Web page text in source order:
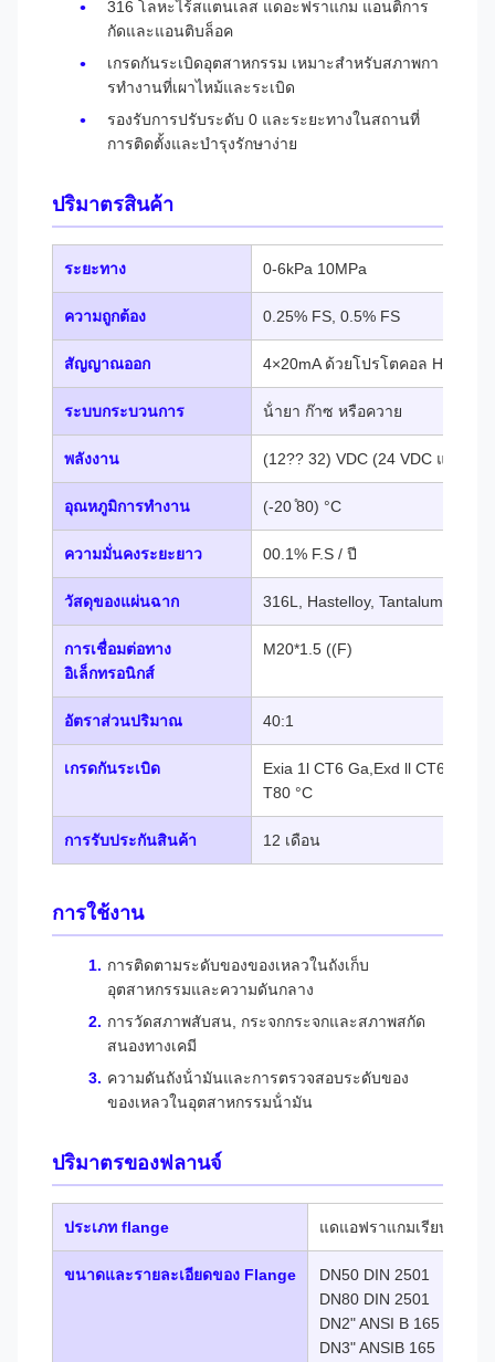
316 โลหะไร้สแตนเลส แดอะฟราแกม แอนติการ
กัดและแอนติบล็อค
เกรดกันระเบิดอุตสาหกรรม เหมาะสําหรับสภาพกา
รทํางานที่เผาไหม้และระเบิด
รองรับการปรับระดับ 0 และระยะทางในสถานที่
การติดตั้งและบํารุงรักษาง่าย
ปริมาตรสินค้า
ระยะทาง 0-6kPa 10MPa
ความถูกต้อง 0.25% FS, 0.5% FS
สัญญาณออก 4×20mA ด้วยโปรโตคอล HART,
ระบบกระบวนการ น้ํายา ก๊าซ หรือควาย
พลังงาน (12?? 32) VDC (24 VDC แนะนํา)
อุณหภูมิการทํางาน (-20 ̊80) °C
ความมั่นคงระยะยาว 00.1% F.S / ปี
วัสดุของแผ่นฉาก 316L, Hastelloy, Tantalum เป็นต้น
การเชื่อมต่อทาง
อิเล็กทรอนิกส์
M20*1.5 ((F)
อัตราส่วนปริมาณ 40:1
เกรดกันระเบิด
Exia 1l CT6 Ga,Exd ll CT6
T80 °C
การรับประกันสินค้า 12 เดือน
การใช้งาน
การติดตามระดับของของเหลวในถังเก็บ
อุตสาหกรรมและความดันกลาง
การวัดสภาพสับสน, กระจกกระจกและสภาพสกัด
สนองทางเคมี
ความดันถังน้ํามันและการตรวจสอบระดับของ
ของเหลวในอุตสาหกรรมน้ํามัน
ปริมาตรของฟลานจ์
ประเภท flange แดแอฟราแกมเรียบ ซิลินเ
ขนาดและรายละเอียดของ Flange
DN50 DIN 2501
DN80 DIN 2501
DN2" ANSI B 165
DN3" ANSIB 165